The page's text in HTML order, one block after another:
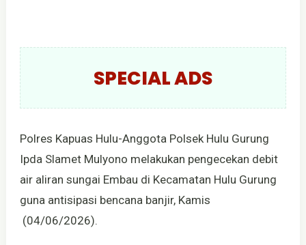
SPECIAL ADS
Polres Kapuas Hulu-Anggota Polsek Hulu Gurung
Ipda Slamet Mulyono melakukan pengecekan debit
air aliran sungai Embau di Kecamatan Hulu Gurung
guna antisipasi bencana banjir, Kamis
(04/06/2026).